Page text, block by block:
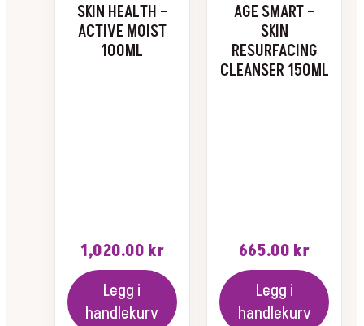
SKIN HEALTH –
ACTIVE MOIST
100ML
1,020.00 kr
Legg i
handlekurv
AGE SMART –
SKIN
RESURFACING
CLEANSER 150ML
665.00 kr
Legg i
handlekurv